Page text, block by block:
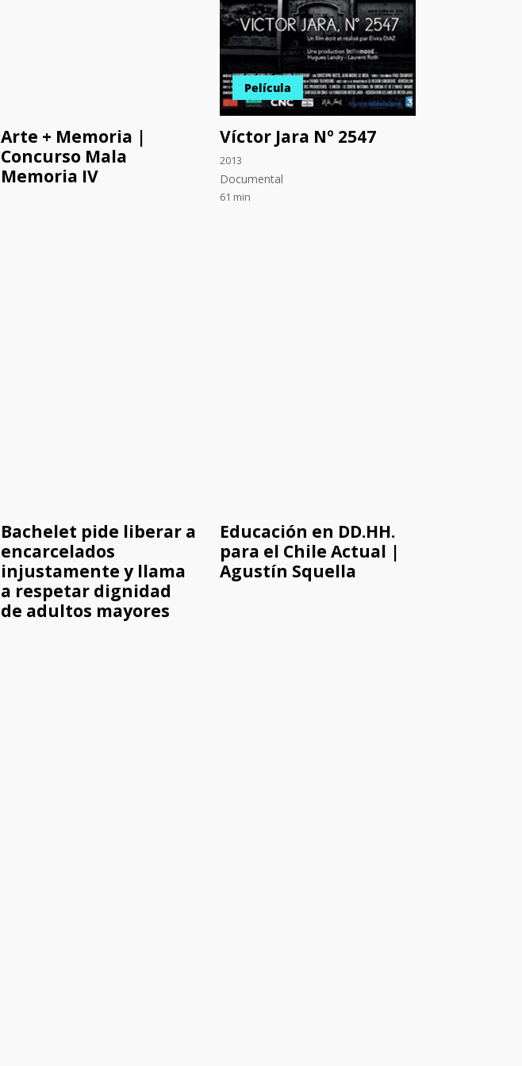
Arte + Memoria |
Concurso Mala
Memoria IV
Película
Víctor Jara Nº 2547
2013
Documental
61 min
Bachelet pide liberar a
encarcelados
injustamente y llama
a respetar dignidad
de adultos mayores
Educación en DD.HH.
para el Chile Actual |
Agustín Squella